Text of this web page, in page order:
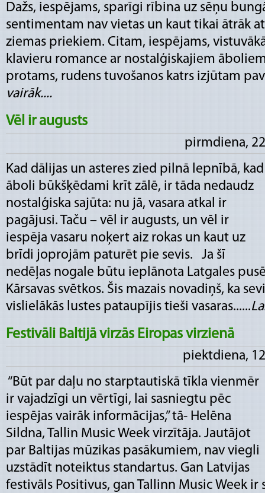
Dažs, iespējams, sparīgi rībina uz sēņu
sentimentam nav vietas un kaut tikai ātrāk
ziemas priekiem. Citam, iespējams,
klavieru romance ar nostalģiskajiem āboliem
protams, rudens tuvošanos katrs izjūtam
vairāk....
Vēl ir augusts
pirmdiena,
Kad dālijas un asteres zied pilnā lepnībā, kad
āboli būkšķēdami krīt zālē, ir tāda nedaudz
nostalģiska sajūta: nu jā, vasara atkal ir
pagājusi. Taču – vēl ir augusts, un vēl ir
iespēja vasaru noķert aiz rokas un kaut uz
brīdi joprojām paturēt pie sevis. Ja šī
nedēļas nogale būtu ieplānota Latgales
Kārsavas svētkos. Šis mazais novadiņš, ka
vislielākās lustes pataupījis tieši vasaras......
Festivāli Baltijā virzās Eiropas virzienā
piektdiena,
“Būt par daļu no starptautiskā tīkla vienmēr
ir vajadzīgi un vērtīgi, lai sasniegtu pēc
iespējas vairāk informācijas,” tā- Helēna
Sildna, Tallin Music Week virzītāja. Jautājot
par Baltijas mūzikas pasākumiem, nav viegli
uzstādīt noteiktus standartus. Gan Latvijas
festivāls Positivus, gan Tallinn Music Week